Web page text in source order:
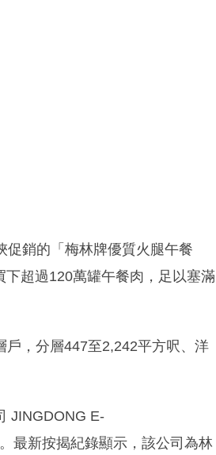
促銷的「梅林牌優質火腿午餐
超過120萬罐午餐肉，足以塞滿
，分層447至2,242平方呎、洋
JINGDONG E-
最新按揭紀錄顯示，該公司為林